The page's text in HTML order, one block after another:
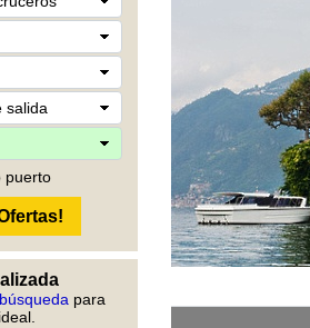
puerto
para